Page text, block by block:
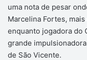
uma nota de pesar
Marcelina Fortes,
enquanto jogadora do
grande
de São Vicente.